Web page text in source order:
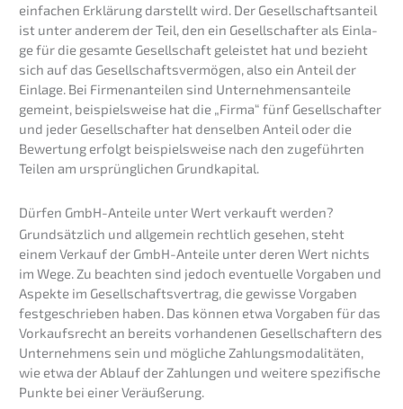
einfa­chen Erklä­rung darstellt wird. Der Gesell­schafts­an­teil
ist unter anderem der Teil, den ein Gesell­schaf­ter als Einla­
ge für die gesam­te Gesell­schaft geleis­tet hat und bezieht
sich auf das Gesell­schafts­ver­mö­gen, also ein Anteil der
Einla­ge. Bei Firmen­an­tei­len sind Unter­neh­mens­an­tei­le
gemeint, beispiels­wei­se hat die „Firma“ fünf Gesell­schaf­ter
und jeder Gesell­schaf­ter hat densel­ben Anteil oder die
Bewer­tung erfolgt beispiels­wei­se nach den zugeführ­ten
Teilen am ursprüng­li­chen Grundkapital.
Dürfen GmbH-Antei­le unter Wert verkauft werden?
Grund­sätz­lich und allge­mein recht­lich gesehen, steht
einem Verkauf der GmbH-Antei­le unter deren Wert nichts
im Wege. Zu beach­ten sind jedoch eventu­el­le Vorga­ben und
Aspek­te im Gesell­schafts­ver­trag, die gewis­se Vorga­ben
festge­schrie­ben haben. Das können etwa Vorga­ben für das
Vorkaufs­recht an bereits vorhan­de­nen Gesell­schaf­tern des
Unter­neh­mens sein und mögli­che Zahlungs­mo­da­li­tä­ten,
wie etwa der Ablauf der Zahlun­gen und weite­re spezi­fi­sche
Punkte bei einer Veräußerung.